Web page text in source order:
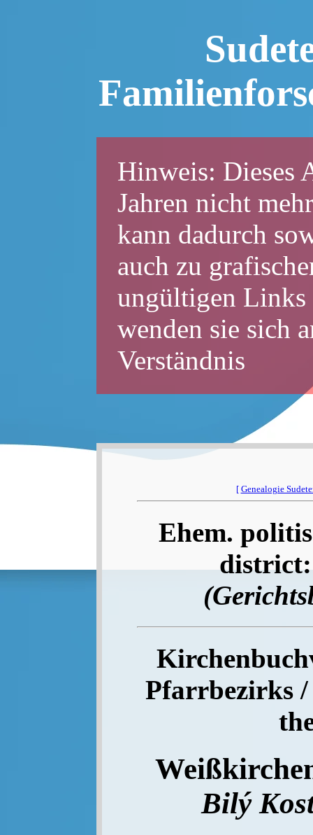
Hinweis: Dieses
Jahren nicht
kann dadurch
auch zu
ungültigen Links
wenden sie sich
Verständnis
[ Genealogie
Ehem.
Pfarrbezirks
Bilý